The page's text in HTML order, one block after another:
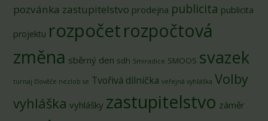
pozvánka zastupitelstvo prodejna publicita publicita
projektu rozpočetrozpočtová
změna sběrný den sdh Smiradice SMOOS svazek
turnaj člověče nezlob se Tvořivá dílnička veřejná vyhláška Volby
vyhláška vyhlášky zastupitelstvo záměr